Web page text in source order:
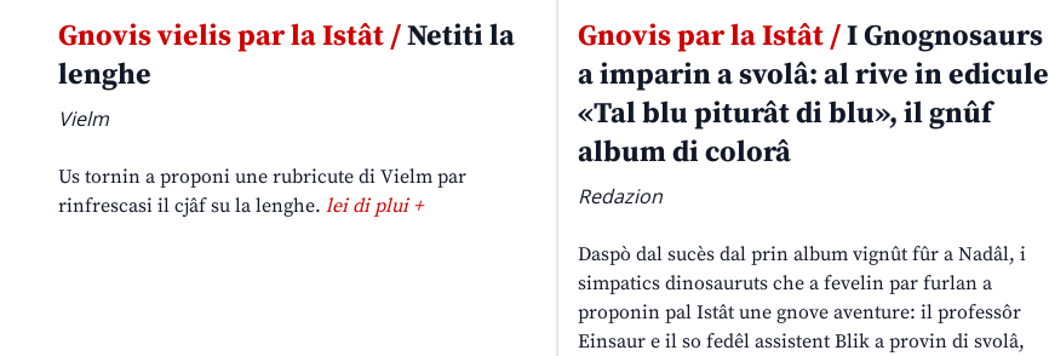
Gnovis vielis par la Istât /Netiti la
lenghe
Vielm
Us tornin a proponi une rubricute di Vielm par
rinfrescasi il cjâf su la lenghe. lei di plui +
Gnovis par la Istât /I Gnognosaurs
a imparin a svolâ: al rive in edicule
«Tal blu piturât di blu», il gnûf
album di colorâ
Redazion
Daspò dal sucès dal prin album vignût fûr a Nadâl, i
simpatics dinosauruts che a fevelin par furlan a
proponin pal Istât une gnove aventure: il professôr
Einsaur e il so fedêl assistent Blik a provin di svolâ,